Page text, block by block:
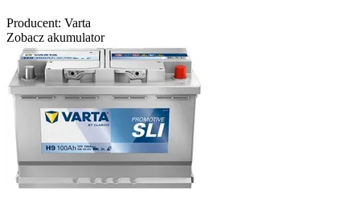
Producent: Varta
Zobacz akumulator